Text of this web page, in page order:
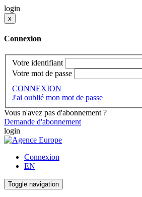
login
x
Connexion
Votre identifiant
Votre mot de passe
CONNEXION
J'ai oublié mon mot de passe
Vous n'avez pas d'abonnement ?
Demande d'abonnement
login
Connexion
EN
Toggle navigation